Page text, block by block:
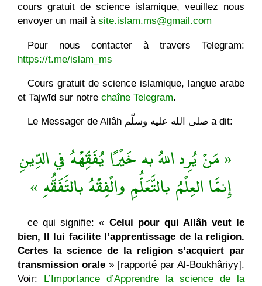
cours gratuit de science islamique, veuillez nous
envoyer un mail à site.islam.ms@gmail.com
Pour nous contacter à travers Telegram:
https://t.me/islam_ms
Cours gratuit de science islamique, langue arabe
et Tajwīd sur notre chaîne Telegram.
Le Messager de Allâh صلى الله عليه وسلّم a dit:
« مَنْ يُرِد اللهُ به خَيْرًا يُفَقِّهْهُ في الدِّينِ
إِنمَّا العِلْمُ بالتَّعَلُّمِ والْفِقْهُ بالتَّفَقُّهِ »
ce qui signifie: « Celui pour qui Allâh veut le
bien, Il lui facilite l’apprentissage de la religion.
Certes la science de la religion s’acquiert par
transmission orale» [rapporté par Al-Boukhâriyy].
Voir: L’Importance d’Apprendre la science de la